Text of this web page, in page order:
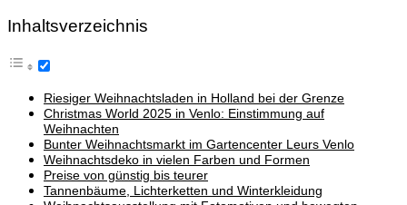
Inhaltsverzeichnis
Riesiger Weihnachtsladen in Holland bei der Grenze
Christmas World 2025 in Venlo: Einstimmung auf
Weihnachten
Bunter Weihnachtsmarkt im Gartencenter Leurs Venlo
Weihnachtsdeko in vielen Farben und Formen
Preise von günstig bis teurer
Tannenbäume, Lichterketten und Winterkleidung